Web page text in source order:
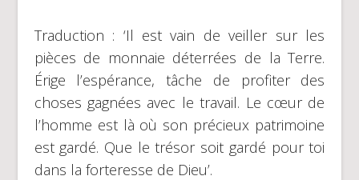
Traduction : ‘Il est vain de veiller sur les
pièces de monnaie déterrées de la Terre.
Érige l’espérance, tâche de profiter des
choses gagnées avec le travail. Le cœur de
l’homme est là où son précieux patrimoine
est gardé. Que le trésor soit gardé pour toi
dans la forteresse de Dieu’.